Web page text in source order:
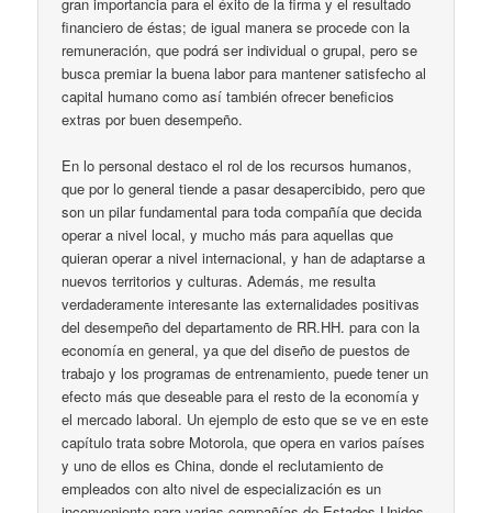
financiero de éstas; de igual manera se procede con la
remuneración, que podrá ser individual o grupal, pero se
busca premiar la buena labor para mantener satisfecho al
capital humano como así también ofrecer beneficios
extras por buen desempeño.
En lo personal destaco el rol de los recursos humanos,
que por lo general tiende a pasar desapercibido, pero que
son un pilar fundamental para toda compañía que decida
operar a nivel local, y mucho más para aquellas que
quieran operar a nivel internacional, y han de adaptarse a
nuevos territorios y culturas. Además, me resulta
verdaderamente interesante las externalidades positivas
del desempeño del departamento de RR.HH. para con la
economía en general, ya que del diseño de puestos de
trabajo y los programas de entrenamiento, puede tener un
efecto más que deseable para el resto de la economía y
el mercado laboral. Un ejemplo de esto que se ve en este
capítulo trata sobre Motorola, que opera en varios países
y uno de ellos es China, donde el reclutamiento de
empleados con alto nivel de especialización es un